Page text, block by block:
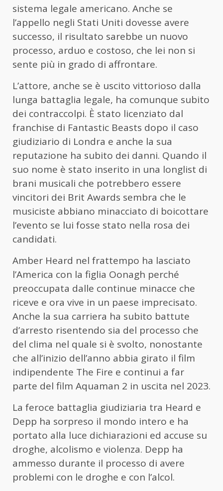
sistema legale americano. Anche se
l’appello negli Stati Uniti dovesse avere
successo, il risultato sarebbe un nuovo
processo, arduo e costoso, che lei non si
sente più in grado di affrontare.
L’attore, anche se è uscito vittorioso dalla
lunga battaglia legale, ha comunque subito
dei contraccolpi. È stato licenziato dal
franchise di Fantastic Beasts dopo il caso
giudiziario di Londra e anche la sua
reputazione ha subito dei danni. Quando il
suo nome è stato inserito in una longlist di
brani musicali che potrebbero essere
vincitori dei Brit Awards sembra che le
musiciste abbiano minacciato di boicottare
l’evento se lui fosse stato nella rosa dei
candidati.
Amber Heard nel frattempo ha lasciato
l’America con la figlia Oonagh perché
preoccupata dalle continue minacce che
riceve e ora vive in un paese imprecisato.
Anche la sua carriera ha subito battute
d’arresto risentendo sia del processo che
del clima nel quale si è svolto, nonostante
che all’inizio dell’anno abbia girato il film
indipendente The Fire e continui a far
parte del film Aquaman 2 in uscita nel 2023.
La feroce battaglia giudiziaria tra Heard e
Depp ha sorpreso il mondo intero e ha
portato alla luce dichiarazioni ed accuse su
droghe, alcolismo e violenza. Depp ha
ammesso durante il processo di avere
problemi con le droghe e con l’alcol.